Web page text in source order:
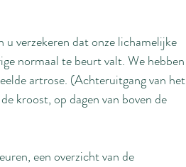
verzekeren dat onze lichamelijke
normaal te beurt valt. We hebben
artrose. (Achteruitgang van het
kroost, op dagen van boven de
een overzicht van de